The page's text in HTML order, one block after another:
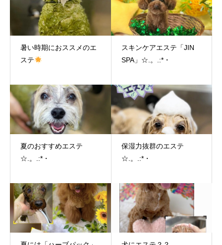
暑い時期におススメのエ
ステ
スキンケアエステ「JIN
SPA」☆.。.:*・
夏のおすすめエステ
☆.。.:*・
保湿力抜群のエステ
☆.。.:*・